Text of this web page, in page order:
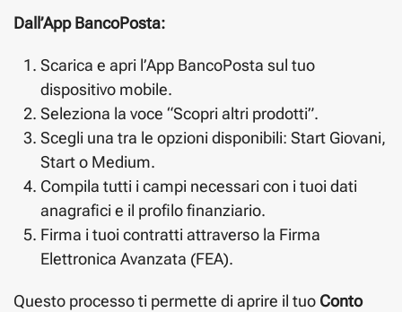
Dall’App BancoPosta:
Scarica e apri l’App BancoPosta sul tuo
dispositivo mobile.
Seleziona la voce “Scopri altri prodotti”.
Scegli una tra le opzioni disponibili: Start Giovani,
Start o Medium.
Compila tutti i campi necessari con i tuoi dati
anagrafici e il profilo finanziario.
Firma i tuoi contratti attraverso la Firma
Elettronica Avanzata (FEA).
Questo processo ti permette di aprire il tuo Conto